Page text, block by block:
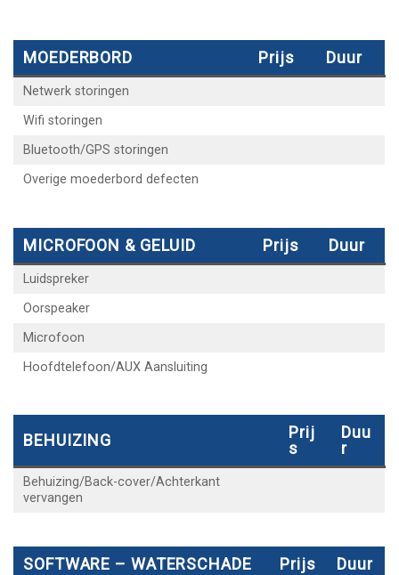
MOEDERBORD Prijs Duur
Netwerk storingen
Wifi storingen
Bluetooth/GPS storingen
Overige moederbord defecten
MICROFOON & GELUID Prijs Duur
Luidspreker
Oorspeaker
Microfoon
Hoofdtelefoon/AUX Aansluiting
BEHUIZING
Prij
S
Duu
R
Behuizing/Back-cover/Achterkant
vervangen
SOFTWARE – WATERSCHADE Prijs Duur